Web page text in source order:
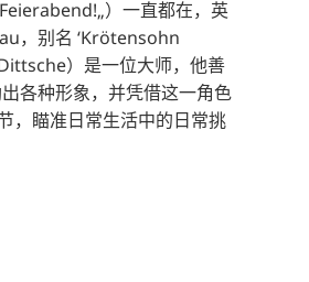
）一直都在，英
，别名 ‘Krötensohn
）是一位大师，他善
各种形象，并凭借这一角色
，瞄准日常生活中的日常挑